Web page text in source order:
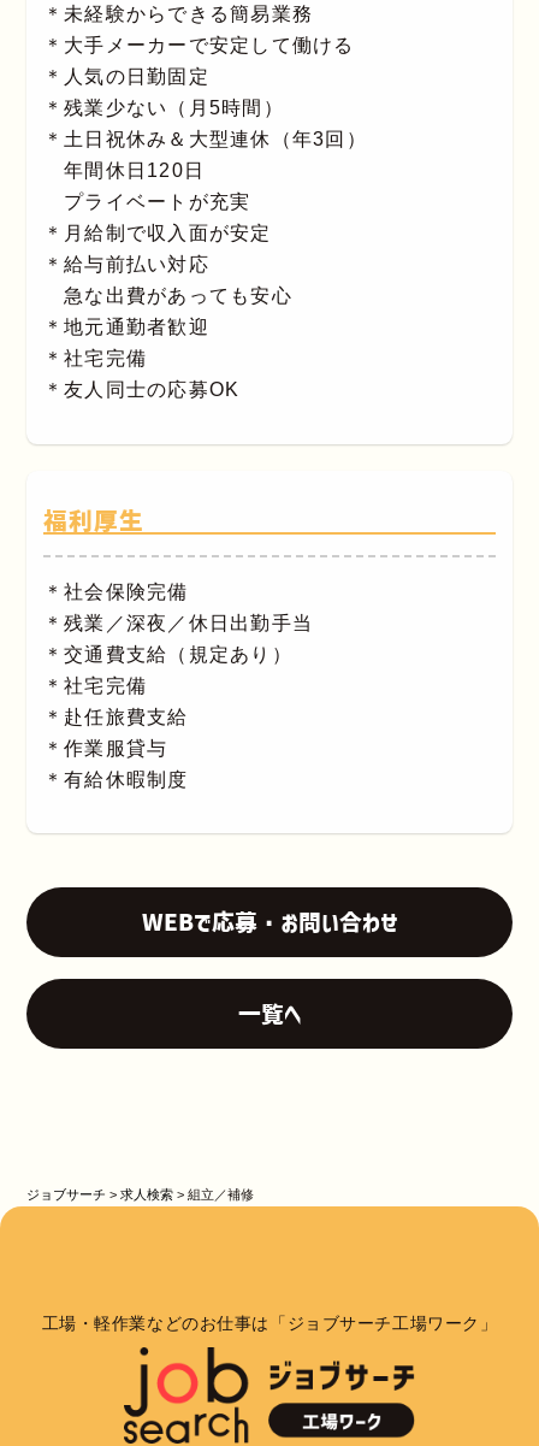
＊未経験からできる簡易業務
＊大手メーカーで安定して働ける
＊人気の日勤固定
＊残業少ない（月5時間）
＊土日祝休み＆大型連休（年3回）
年間休日120日
プライベートが充実
＊月給制で収入面が安定
＊給与前払い対応
急な出費があっても安心
＊地元通勤者歓迎
＊社宅完備
＊友人同士の応募OK
福利厚生
＊社会保険完備
＊残業／深夜／休日出勤手当
＊交通費支給（規定あり）
＊社宅完備
＊赴任旅費支給
＊作業服貸与
＊有給休暇制度
WEBで応募・お問い合わせ
一覧へ
ジョブサーチ >求人検索 >組立／補修
工場・軽作業などのお仕事は「ジョブサーチ工場ワーク」